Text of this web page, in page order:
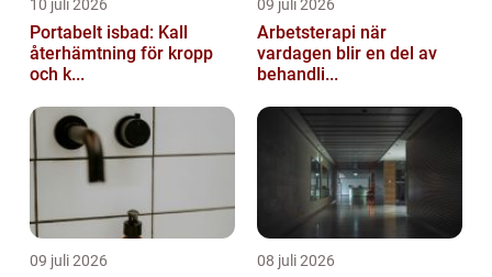
10 juli 2026
Portabelt isbad: Kall
återhämtning för kropp
och k...
09 juli 2026
Arbetsterapi när
vardagen blir en del av
behandli...
09 juli 2026 08 juli 2026